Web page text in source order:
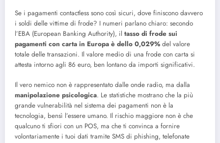
Se i pagamenti contactless sono così sicuri, dove finiscono davvero
i soldi delle vittime di frode? I numeri parlano chiaro: secondo
l’EBA (European Banking Authority), il tasso di frode sui
pagamenti con carta in Europa è dello 0,029% del valore
totale delle transazioni. Il valore medio di una frode con carta si
attesta intorno agli 86 euro, ben lontano da importi significativi.
Il vero nemico non è rappresentato dalle onde radio, ma dalla
manipolazione psicologica. Le statistiche mostrano che la più
grande vulnerabilità nel sistema dei pagamenti non è la
tecnologia, bensì l’essere umano. Il rischio maggiore non è che
qualcuno ti sfiori con un POS, ma che ti convinca a fornire
volontariamente i tuoi dati tramite SMS di phishing, telefonate